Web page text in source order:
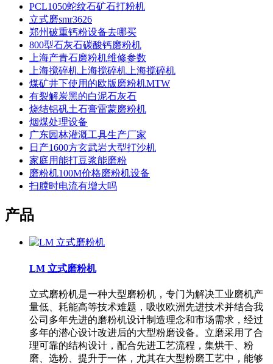
PCL1050蛇纹石矿石打粉机
立式磨smr3626
郑州破重钙粉设备去哪买
800型石灰石碳酸钙磨粉机
上海产青石磨粉机维修参数
上海搅碎机上海搅碎机上海搅碎机
煤矿井下使用的欧版磨粉机MTW
有裂解炭黑的白泥石灰石
烧结铝矾土石膏雷蒙磨粉机
烟煤处理设备
广东园林灌溉工具生产厂家
日产1600方玄武岩大型打沙机
家庭用能打豆浆能磨粉
磨粉机100M价格磨粉机设备
扫膛时电流有增大吗
产品
LM 立式磨粉机
立式磨粉机是一种大型磨粉机，专门为解决工业磨机产
量低、耗能高等技术难题，吸收欧洲先进技术并结合我
公司多年先进的磨粉机设计制造理念和市场需求，经过
多年的潜心设计改进后的大型粉磨设备。立磨采用了合
理可靠的结构设计，配合先进工艺流程，集烘干、粉
磨、选粉、提升于一体，尤其在大型粉磨工艺中，能够